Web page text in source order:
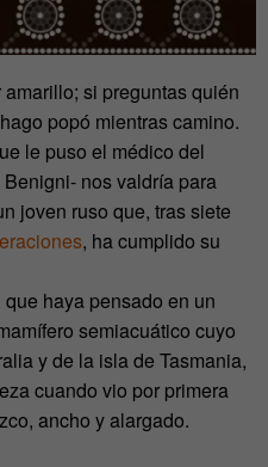
si preguntas quién
popó mientras camino.
le puso el médico del
nos valdría para
joven ruso que, tras siete
, ha cumplido su
haya pensado en un
semiacuático cuyo
y de la isla de Tasmania,
cuando vio por primera
ancho y alargado.